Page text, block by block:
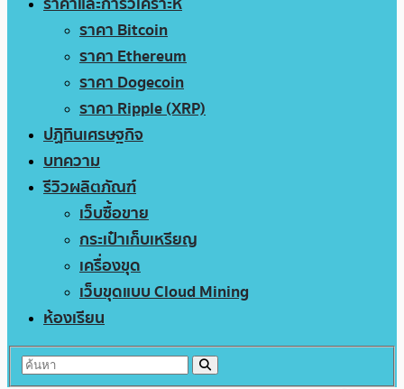
ราคา Bitcoin
ราคา Ethereum
ราคา Dogecoin
ราคา Ripple (XRP)
ปฏิทินเศรษฐกิจ
บทความ
รีวิวผลิตภัณฑ์
เว็บซื้อขาย
กระเป๋าเก็บเหรียญ
เครื่องขุด
เว็บขุดแบบ Cloud Mining
ห้องเรียน